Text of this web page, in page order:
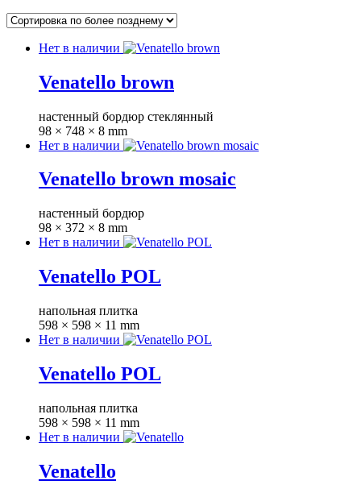
Нет в наличии
Venatello brown
настенный бордюр стеклянный
98 × 748 × 8 mm
Нет в наличии
Venatello brown mosaic
настенный бордюр
98 × 372 × 8 mm
Нет в наличии
Venatello POL
напольная плитка
598 × 598 × 11 mm
Нет в наличии
Venatello POL
напольная плитка
598 × 598 × 11 mm
Нет в наличии
Venatello